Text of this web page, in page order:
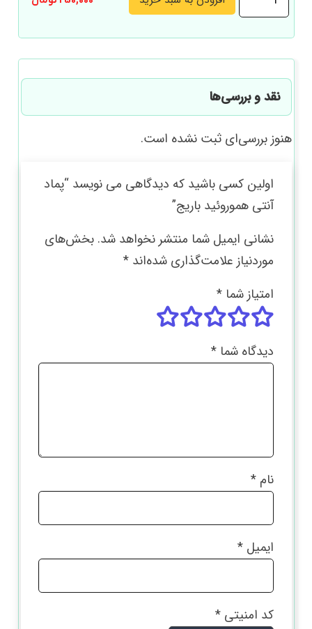
آنتی
هموروئید
باریج
عدد
نقد و بررسی‌ها
هنوز بررسی‌ای ثبت نشده است.
اولین کسی باشید که دیدگاهی می نویسد “پماد
آنتی هموروئید باریج”
نشانی ایمیل شما منتشر نخواهد شد. بخش‌های
موردنیاز علامت‌گذاری شده‌اند *
امتیاز شما *
دیدگاه شما *
نام *
ایمیل *
کد امنیتی *